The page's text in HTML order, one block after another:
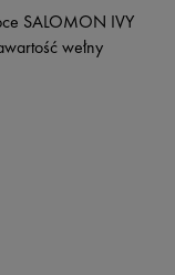
SALOMON IVY
wełny